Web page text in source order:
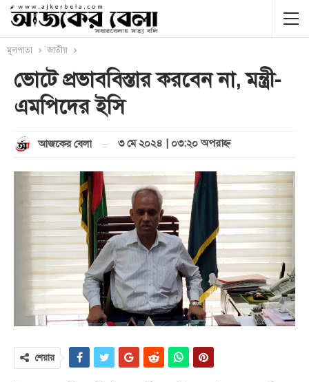
মূলপাতা জাতীয়
ভোটে প্রভাববিস্তার করবেন না, মন্ত্রী-
এমপিদের ইসি
আজকের বেলা ৩ মে ২০২৪ | ০৩:২০ অপরাহ্ণ
শেয়ার